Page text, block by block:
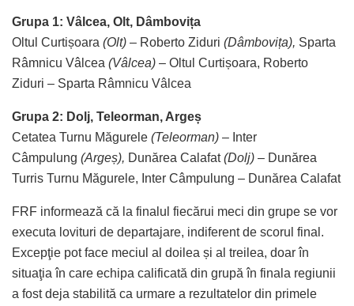
Grupa 1: Vâlcea, Olt, Dâmbovița
Oltul Curtișoara (Olt) – Roberto Ziduri (Dâmbovița), Sparta
Râmnicu Vâlcea (Vâlcea) – Oltul Curtișoara, Roberto
Ziduri – Sparta Râmnicu Vâlcea
Grupa 2: Dolj, Teleorman, Argeș
Cetatea Turnu Măgurele (Teleorman) – Inter
Câmpulung (Argeș), Dunărea Calafat(Dolj) – Dunărea
Turris Turnu Măgurele, Inter Câmpulung – Dunărea Calafat
FRF informează că la finalul fiecărui meci din grupe se vor
executa lovituri de departajare, indiferent de scorul final.
Excepţie pot face meciul al doilea și al treilea, doar în
situaţia în care echipa calificată din grupă în finala regiunii
a fost deja stabilită ca urmare a rezultatelor din primele